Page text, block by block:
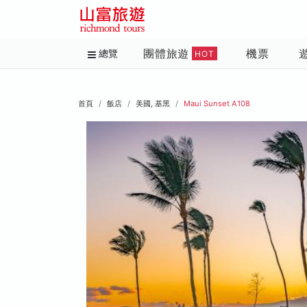
總覽 團體旅遊 HOT 機票
首頁 飯店 美國, 基黑 Maui Sunset A108